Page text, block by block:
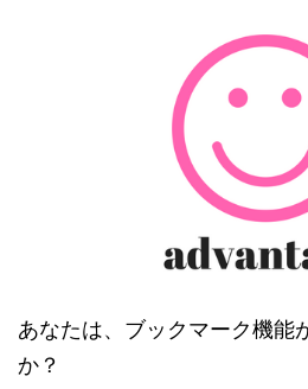
あなたは、ブックマーク機能
か？